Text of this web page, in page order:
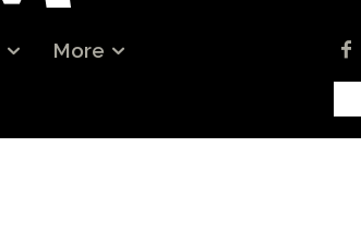
More